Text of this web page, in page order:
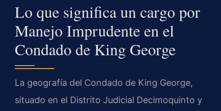
Lo que significa un cargo por
Manejo Imprudente en el
Condado de King George
La geografía del Condado de King George,
situado en el Distrito Judicial Decimoquinto y